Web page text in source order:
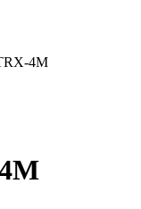
4M